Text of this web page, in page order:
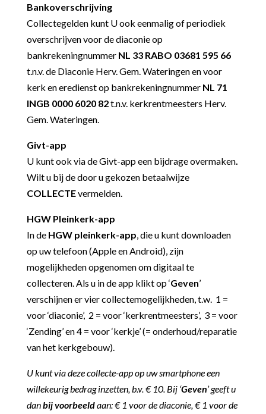
Bankoverschrijving
Collectegelden kunt U ook eenmalig of periodiek
overschrijven voor de diaconie op
bankrekeningnummer NL 33 RABO 03681 595 66
t.n.v. de Diaconie Herv. Gem. Wateringen en voor
kerk en eredienst op bankrekeningnummer NL 71
INGB 0000 6020 82t.n.v. kerkrentmeesters Herv.
Gem. Wateringen.
Givt-app
U kunt ook via de Givt-app een bijdrage overmaken.
Wilt u bij de door u gekozen betaalwijze
COLLECTEvermelden.
HGW Pleinkerk-app
In de HGW pleinkerk-app, die u kunt downloaden
op uw telefoon (Apple en Android), zijn
mogelijkheden opgenomen om digitaal te
collecteren. Als u in de app klikt op ‘Geven’
verschijnen er vier collectemogelijkheden, t.w. 1 =
voor ‘diaconie’, 2 = voor ‘kerkrentmeesters’, 3 = voor
‘Zending’ en 4 = voor ‘kerkje’ (= onderhoud/reparatie
van het kerkgebouw).
U kunt via deze collecte-app op uw smartphone een
willekeurig bedrag inzetten, b.v. € 10. Bij ‘Geven’ geeft u
danbij voorbeeldaan: € 1 voor de diaconie, € 1 voor de